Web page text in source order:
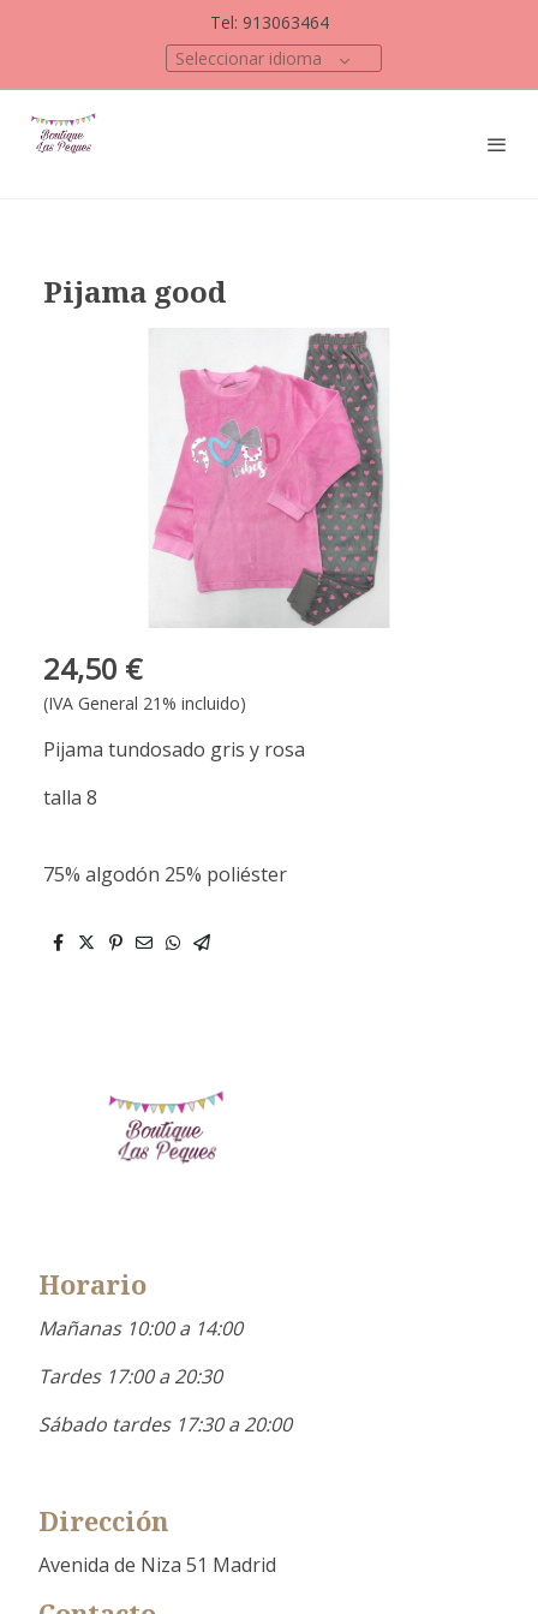
Tel: 913063464
Seleccionar idioma
Pijama good
24,50 €
(IVA General 21% incluido)
Pijama tundosado gris y rosa
talla 8
75% algodón 25% poliéster
Horario
Mañanas 10:00 a 14:00
Tardes 17:00 a 20:30
Sábado tardes 17:30 a 20:00
Dirección
Avenida de Niza 51 Madrid